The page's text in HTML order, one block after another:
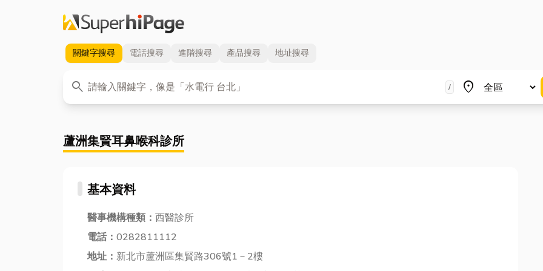
關鍵字搜尋 電話搜尋 進階搜尋 產品搜尋 地址搜尋
search
關鍵字 / place
地區
蘆洲集賢耳鼻喉科診所
基本資料
醫事機構種類： 西醫診所
電話： 0282811112
地址： 新北市蘆洲區集賢路306號1－2樓